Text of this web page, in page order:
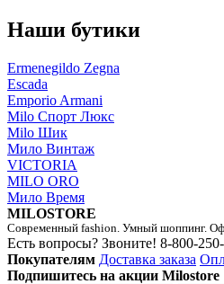
Наши бутики
Ermenegildo Zegna
Escada
Emporio Armani
Milo Спорт Люкс
Milo Шик
Мило Винтаж
VICTORIA
MILO ORO
Мило Время
MILOSTORE
Современный fashion. Умный шоппинг.
Есть вопросы? Звоните! 8-800-
Покупателям Доставка заказа
Подпишитесь на акции Milostore